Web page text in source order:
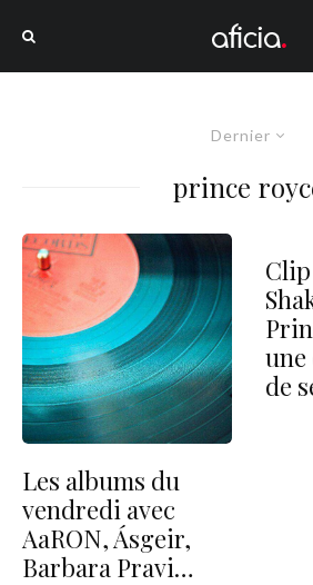
Dernier
prince
Les albums du
vendredi avec
AaRON, Ásgeir,
Barbara Pravi…
une
de